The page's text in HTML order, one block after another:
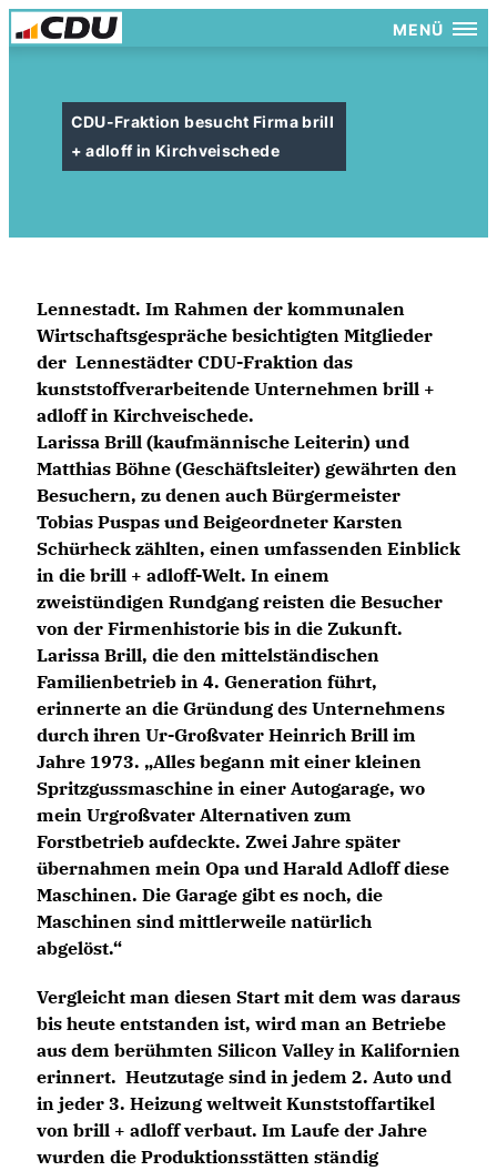
MENÜ
CDU-Fraktion besucht Firma brill
+ adloff in Kirchveischede
Lennestadt. Im Rahmen der kommunalen
Wirtschaftsgespräche besichtigten Mitglieder
der Lennestädter CDU-Fraktion das
kunststoffverarbeitende Unternehmen brill +
adloff in Kirchveischede.
Larissa Brill (kaufmännische Leiterin) und
Matthias Böhne (Geschäftsleiter) gewährten den
Besuchern, zu denen auch Bürgermeister
Tobias Puspas und Beigeordneter Karsten
Schürheck zählten, einen umfassenden Einblick
in die brill + adloff-Welt. In einem
zweistündigen Rundgang reisten die Besucher
von der Firmenhistorie bis in die Zukunft.
Larissa Brill, die den mittelständischen
Familienbetrieb in 4. Generation führt,
erinnerte an die Gründung des Unternehmens
durch ihren Ur-Großvater Heinrich Brill im
Jahre 1973. „Alles begann mit einer kleinen
Spritzgussmaschine in einer Autogarage, wo
mein Urgroßvater Alternativen zum
Forstbetrieb aufdeckte. Zwei Jahre später
übernahmen mein Opa und Harald Adloff diese
Maschinen. Die Garage gibt es noch, die
Maschinen sind mittlerweile natürlich
abgelöst.“
Vergleicht man diesen Start mit dem was daraus
bis heute entstanden ist, wird man an Betriebe
aus dem berühmten Silicon Valley in Kalifornien
erinnert. Heutzutage sind in jedem 2. Auto und
in jeder 3. Heizung weltweit Kunststoffartikel
von brill + adloff verbaut. Im Laufe der Jahre
wurden die Produktionsstätten ständig